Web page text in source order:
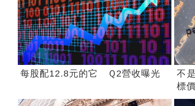
每股配12.8元的它 Ｑ2營收曝光
不
標